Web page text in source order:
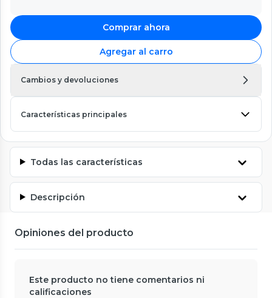
Comprar ahora
Agregar al carro
Cambios y devoluciones
Características principales
Todas las características
Descripción
Opiniones del producto
Este producto no tiene comentarios ni
calificaciones